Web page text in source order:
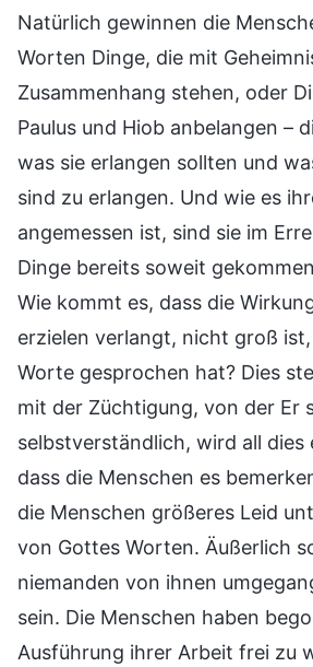
Natürlich gewinnen die
Worten Dinge, die mit
Zusammenhang stehen, oder
Paulus und Hiob anbelangen –
was sie erlangen sollten und
sind zu erlangen. Und wie es
angemessen ist, sind sie im
Dinge bereits soweit
Wie kommt es, dass die
erzielen verlangt, nicht groß
Worte gesprochen hat? Dies
mit der Züchtigung, von der Er
selbstverständlich, wird all dies
dass die Menschen es
die Menschen größeres Leid
von Gottes Worten. Äußerlich
niemanden von ihnen
sein. Die Menschen haben
Ausführung ihrer Arbeit frei zu